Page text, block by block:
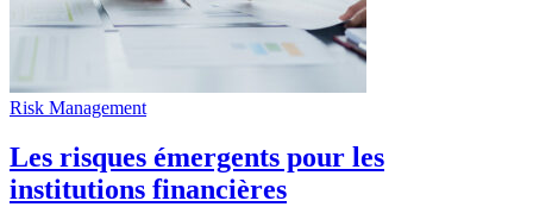
Risk Management
Les risques émergents pour les
institutions financières